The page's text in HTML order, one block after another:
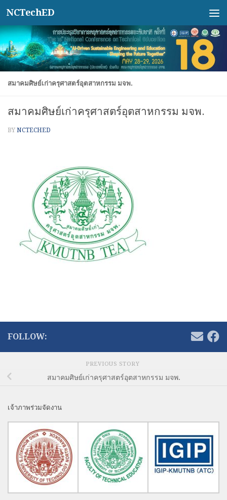
Skip to content
NCTechED
สมาคมศิษย์เก่าครุศาสตร์อุตสาหกรรม มจพ.
สมาคมศิษย์เก่าครุศาสตร์อุตสาหกรรม มจพ.
BY NCTECHED
FOLLOW:
PREVIOUS STORY
สมาคมศิษย์เก่าครุศาสตร์อุตสาหกรรม มจพ.
เจ้าภาพร่วมจัดงาน